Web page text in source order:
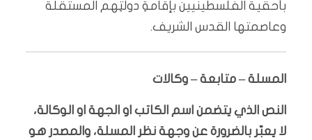
بأحقية الفلسطينيين بإقامةِ دولتِهم المستقلَّة
وعاصمتها القدس الشريف.
المسلة – متابعة – وكالات
النص الذي يتضمن اسم الكاتب او الجهة او الوكالة،
لا يعبّر بالضرورة عن وجهة نظر المسلة، والمصدر هو